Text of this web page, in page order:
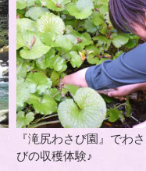
『滝尻わさび園』でわさ
びの収穫体験♪